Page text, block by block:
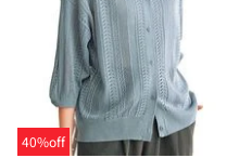
40%off